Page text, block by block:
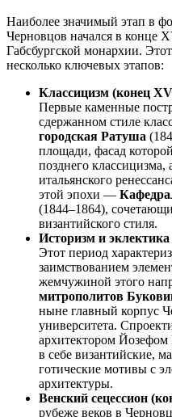
Наиболее значимый этап в
Черновцов начался в конце
Габсбургской монархии.
несколько ключевых этапов:
Классицизм (конец
Первые каменные
сдержанном стиле
городская Ратуша
площади, фасад
позднего
итальянского
этой эпохи —
(1844–1864),
византийского стиля.
Историзм и
Этот период
заимствованием
жемчужиной этого
митрополитов
ныне главный корпус
университета.
архитектором Йозефом
в себе византийские,
готические мотивы с
архитектуры.
Венский сецессион
рубеже веков в